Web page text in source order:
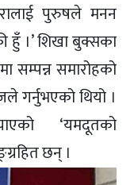
पुरुषले मनन
।’ शिखा बुक्सका
सम्पन्न समारोहको
गर्नुभएको थियो ।
‘यमदूतको
छन् ।